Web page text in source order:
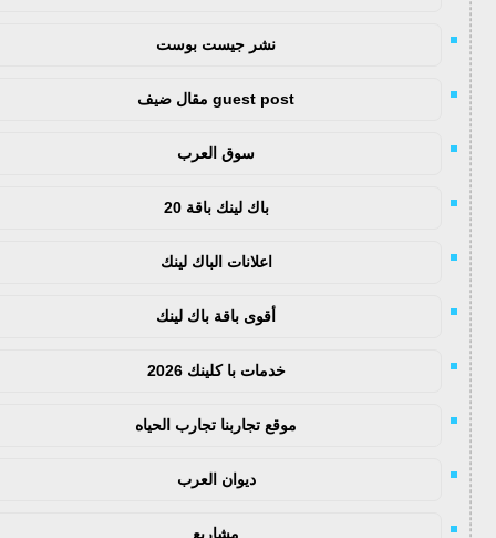
نشر جيست بوست
guest post مقال ضيف
سوق العرب
باك لينك باقة 20
اعلانات الباك لينك
أقوى باقة باك لينك
خدمات با كلينك 2026
موقع تجاربنا تجارب الحياه
ديوان العرب
مشاريع